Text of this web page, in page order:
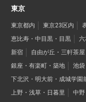
東京
東京都内 東京23区内
恵比寿・中目黒・目黒
新宿
自由が丘・三軒茶屋
銀座・有楽町・築地
池
下北沢・明大前・成城学園
上野・浅草・日暮里
中